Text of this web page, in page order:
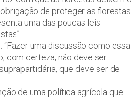
de proteger as florestas.
uma das poucas leis
uma discussão como essa
com certeza, não deve ser
que deve ser de
de uma política agrícola que